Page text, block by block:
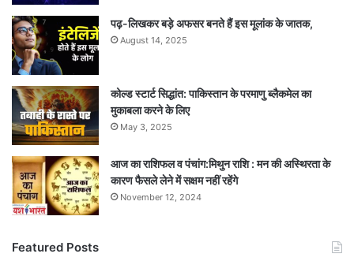
पढ़-लिखकर बड़े अफसर बनते हैं इस मूलांक के जातक,
August 14, 2025
कोल्ड स्टार्ट सिद्धांत: पाकिस्तान के परमाणु ब्लैकमेल का
मुकाबला करने के लिए
May 3, 2025
आज का राशिफल व पंचांग:मिथुन राशि : मन की अस्थिरता के
कारण फैसले लेने में सक्षम नहीं रहेंगे
November 12, 2024
Featured Posts